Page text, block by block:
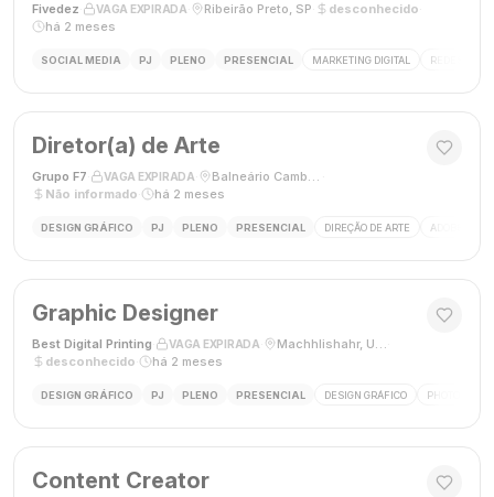
Fivedez VAGA EXPIRADA Ribeirão Preto, SP desconhecido
há 2 meses
SOCIAL MEDIA PJ PLENO PRESENCIAL MARKETING DIGITAL REDES
Diretor(a) de Arte
Grupo F7 VAGA EXPIRADA Balneário Camboriú, SC, Brasil
Não informado
há 2 meses
DESIGN GRÁFICO PJ PLENO PRESENCIAL DIREÇÃO DE ARTE ADOBE
Graphic Designer
Best Digital Printing VAGA EXPIRADA Machhlishahr, Uttar Pradesh, Índia
desconhecido
há 2 meses
DESIGN GRÁFICO PJ PLENO PRESENCIAL DESIGN GRÁFICO PHOTOSHOP
Content Creator